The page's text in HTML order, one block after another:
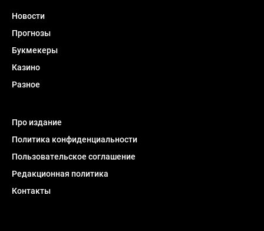
Новости
Прогнозы
Букмекеры
Казино
Разное
Про издание
Политика конфиденциальности
Пользовательское соглашение
Редакционная политика
Контакты